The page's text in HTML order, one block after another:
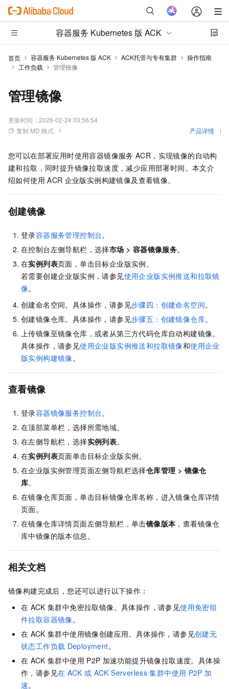
容器服务 Kubernetes 版 ACK
首页 容器服务 Kubernetes 版 ACK ACK托管与专有集群
操作指南
工作负载
管理镜像
管理镜像
更新时间： 2026-02-24 03:56:54
复制 MD 格式
产品详情
您可以在部署应用时使用容器镜像服务 ACR，实现镜像的自动构
建和拉取，同时提升镜像拉取速度，减少应用部署时间。 本文介
绍如何使用 ACR 企业版实例构建镜像及查看镜像。
创建镜像
登录容器服务管理控制台。
在控制台左侧导航栏，选择市场 > 容器镜像服务。
在实例列表页面，单击目标企业版实例。
若需要创建企业版实例，请参见使用企业版实例推送和拉取镜
像。
创建命名空间。具体操作，请参见步骤四：创建命名空间。
创建镜像仓库。具体操作，请参见步骤五：创建镜像仓库。
上传镜像至镜像仓库，或者从第三方代码仓库自动构建镜像。
具体操作，请参见使用企业版实例推送和拉取镜像和使用企业
版实例构建镜像。
查看镜像
登录容器镜像服务控制台。
在顶部菜单栏，选择所需地域。
在左侧导航栏，选择实例列表。
在实例列表页面单击目标企业版实例。
在企业版实例管理页面左侧导航栏选择仓库管理 > 镜像仓
库。
在镜像仓库页面，单击目标镜像仓库名称，进入镜像仓库详情
页面。
在镜像仓库详情页面左侧导航栏，单击镜像版本 ，查看镜像仓
库中镜像的版本信息。
相关文档
镜像构建完成后，您还可以进行以下操作：
在 ACK 集群中免密拉取镜像。具体操作，请参见使用免密组
件拉取容器镜像。
在 ACK 集群中使用镜像创建应用。具体操作，请参见创建无
状态工作负载 Deployment。
在 ACK 集群中使用 P2P 加速功能提升镜像拉取速度。具体操
作，请参见在 ACK 或 ACK Serverless 集群中使用 P2P 加
速。